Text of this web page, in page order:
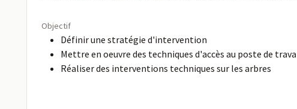
Objectif
Définir une stratégie d'intervention
Mettre en oeuvre des techniques d'accès au poste de
Réaliser des interventions techniques sur les arbres